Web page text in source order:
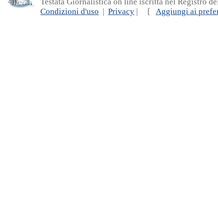
Condizioni d'uso | Privacy | [ Aggiungi ai